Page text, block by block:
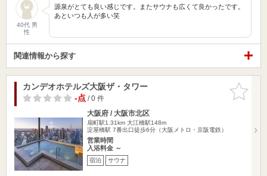
40代 男
性
源泉がとても良い感じです。またサウナも広くて良かったです。
あといつも人が多い笑
関連情報から探す
お気に入
りに追加
カンデオホテルズ大阪ザ・タワー
-点/ 0 件
大阪府 / 大阪市北区
扇町駅1.31km 大江橋駅148m
淀屋橋駅 7番出口徒歩6分（大阪メトロ・京阪電鉄）
営業時間
入浴料金 ～
宿泊 サウナ